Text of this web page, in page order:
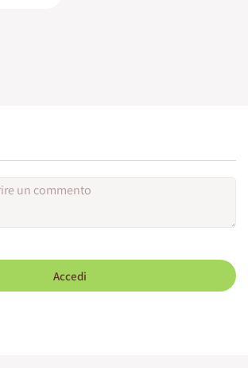
Accedi